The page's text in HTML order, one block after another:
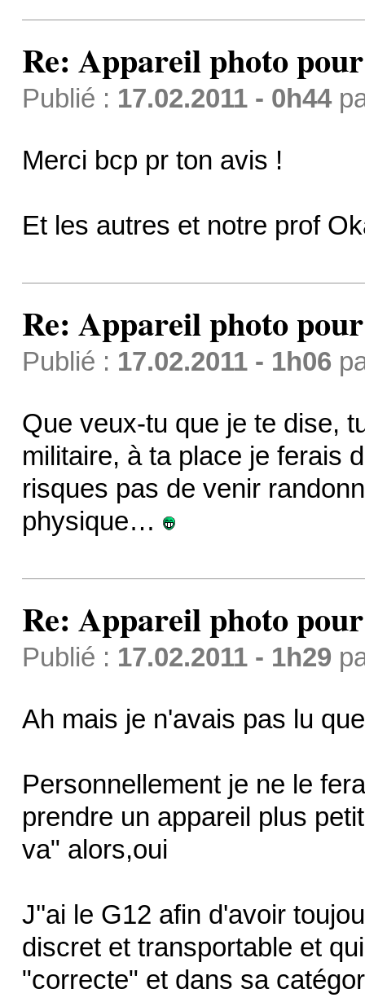
Re: Appareil photo
Publié : 17.02.2011 - 0h44
Merci bcp pr ton avis !
Et les autres et notre prof
Re: Appareil photo
Publié : 17.02.2011 - 1h06
Que veux-tu que je te dise,
militaire, à ta place je ferais
risques pas de venir
physique…
Re: Appareil photo
Publié : 17.02.2011 - 1h29
Ah mais je n'avais pas lu
Personnellement je ne le
prendre un appareil plus
va" alors,oui
J''ai le G12 afin d'avoir
discret et transportable et
"correcte" et dans sa